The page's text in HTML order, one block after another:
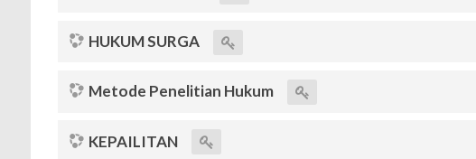
HUKUM SURGA
Metode Penelitian Hukum
KEPAILITAN